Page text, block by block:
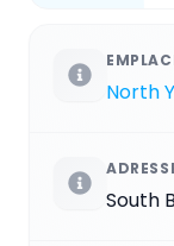
North
South